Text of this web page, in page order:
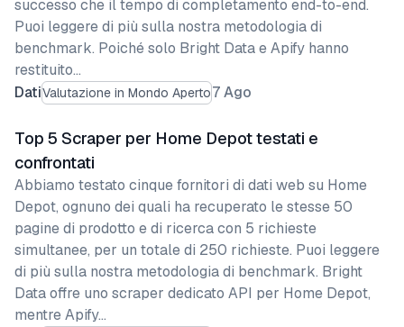
DatiValutazione in Mondo Aperto7 Ago
successo che il tempo di completamento end-to-end.
Puoi leggere di più sulla nostra metodologia di
benchmark. Poiché solo Bright Data e Apify hanno
restituito…
Top 5 Scraper per Home Depot testati e
confrontati
Abbiamo testato cinque fornitori di dati web su Home
Depot, ognuno dei quali ha recuperato le stesse 50
pagine di prodotto e di ricerca con 5 richieste
simultanee, per un totale di 250 richieste. Puoi leggere
di più sulla nostra metodologia di benchmark. Bright
Data offre uno scraper dedicato API per Home Depot,
mentre Apify…